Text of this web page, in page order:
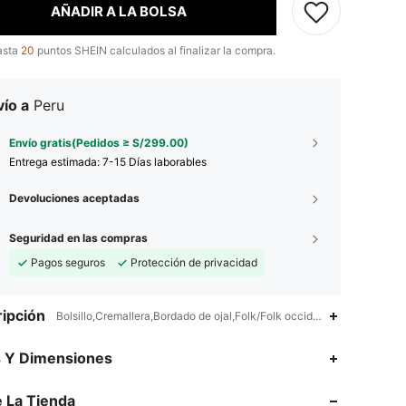
AÑADIR A LA BOLSA
20 puntos SHEIN calculados al finalizar la compra.
a Peru
Envío gratis(Pedidos ≥ S/299.00)
Entrega estimada: 7-15 Días laborables
Devoluciones aceptadas
Seguridad en las compras
Pagos seguros
Protección de privacidad
Bolsillo,Cremallera,Bordado de ojal,Folk/Folk occidental,pantalones
Y Dimensiones
La Tienda